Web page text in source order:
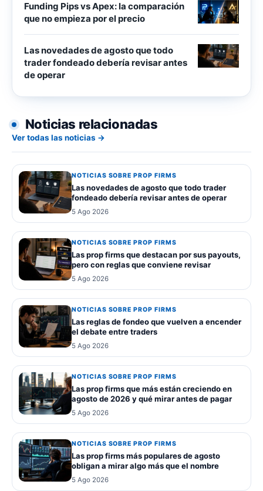
Funding Pips vs Apex: la comparación
que no empieza por el precio
Las novedades de agosto que todo
trader fondeado debería revisar antes
de operar
Noticias relacionadas
Ver todas las noticias →
NOTICIAS SOBRE PROP FIRMS
Las novedades de agosto que todo trader
fondeado debería revisar antes de operar
5 Ago 2026
NOTICIAS SOBRE PROP FIRMS
Las prop firms que destacan por sus payouts,
pero con reglas que conviene revisar
5 Ago 2026
NOTICIAS SOBRE PROP FIRMS
Las reglas de fondeo que vuelven a encender
el debate entre traders
5 Ago 2026
NOTICIAS SOBRE PROP FIRMS
Las prop firms que más están creciendo en
agosto de 2026 y qué mirar antes de pagar
5 Ago 2026
NOTICIAS SOBRE PROP FIRMS
Las prop firms más populares de agosto
obligan a mirar algo más que el nombre
5 Ago 2026